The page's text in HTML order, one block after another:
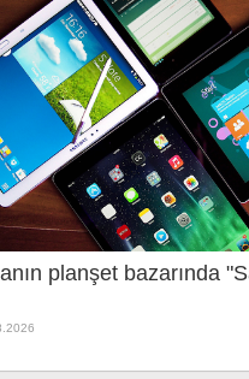
planşet bazarında